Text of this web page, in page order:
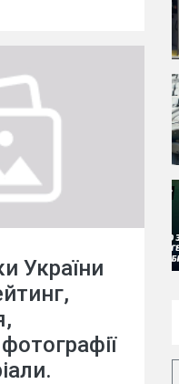
України